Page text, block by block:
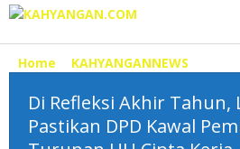
Lewati
konten
Home
KAHYANGANNEWS
Akhir
Di Refleksi Akhir Tahun,
Pastikan DPD Kawal